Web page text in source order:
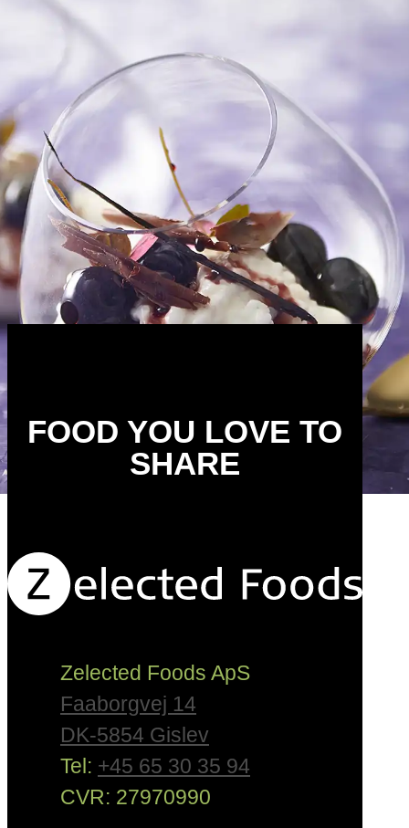
FOOD YOU LOVE TO
SHARE
Zelected Foods ApS
Faaborgvej 14
DK-5854 Gislev
Tel: +45 65 30 35 94
CVR: 27970990